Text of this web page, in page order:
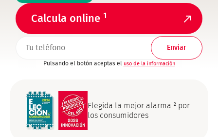
Calcula online 1
Pulsando el botón aceptas el uso de la información
Elegida la mejor alarma ² por
los consumidores